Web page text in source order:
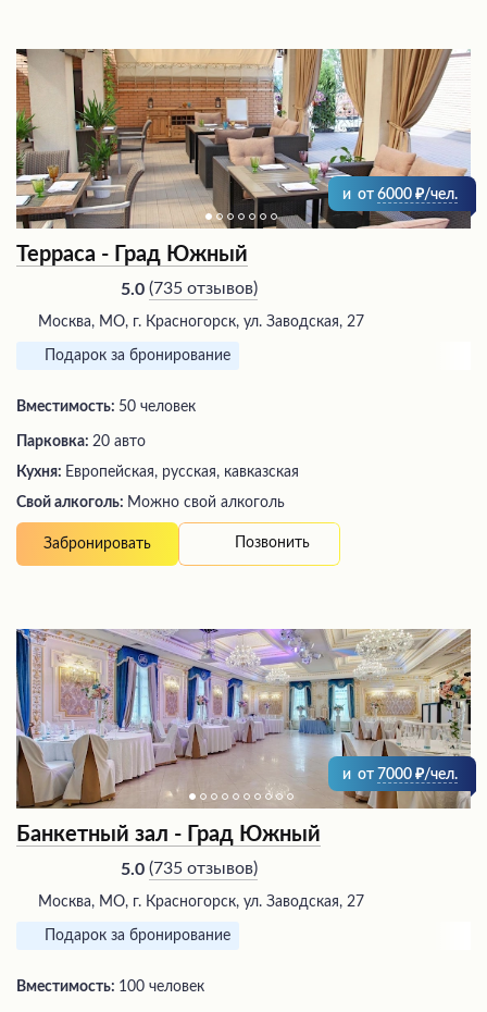
и от 6000 /чел.
Терраса - Град Южный
5.0 (735 отзывов)
Москва, МО, г. Красногорск, ул. Заводская, 27
Подарок за бронирование
Вместимость: 50 человек
Парковка: 20 авто
Кухня: Европейская, русская, кавказская
Свой алкоголь: Можно свой алкоголь
Забронировать Позвонить
и от 7000 /чел.
Банкетный зал - Град Южный
5.0 (735 отзывов)
Москва, МО, г. Красногорск, ул. Заводская, 27
Подарок за бронирование
Вместимость: 100 человек